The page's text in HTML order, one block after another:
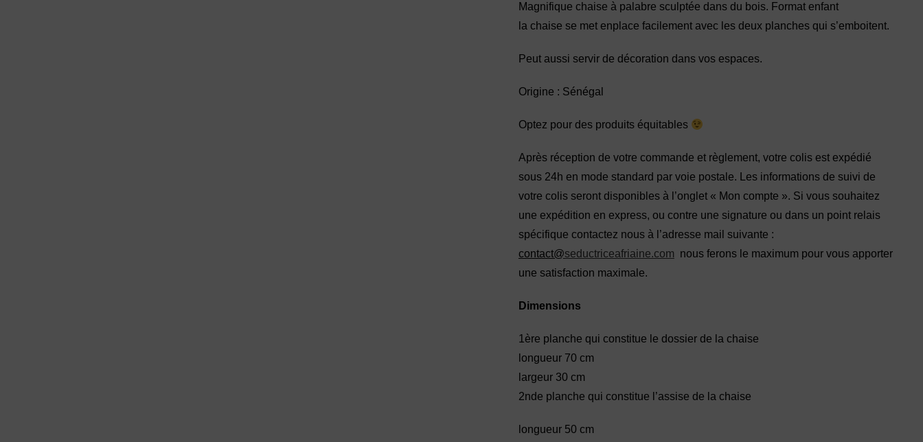
Magnifique chaise à palabre sculptée dans du bois. Format enfant
la chaise se met enplace facilement avec les deux planches qui s’emboitent.
Peut aussi servir de décoration dans vos espaces.
Origine : Sénégal
Optez pour des produits équitables
Après réception de votre commande et règlement, votre colis est expédié
sous 24h en mode standard par voie postale. Les informations de suivi de
votre colis seront disponibles à l’onglet « Mon compte ». Si vous souhaitez
une expédition en express, ou contre une signature ou dans un point relais
spécifique contactez nous à l’adresse mail suivante :
contact@seductriceafriaine.com nous ferons le maximum pour vous apporter
une satisfaction maximale.
Dimensions
1ère planche qui constitue le dossier de la chaise
longueur 70 cm
largeur 30 cm
2nde planche qui constitue l’assise de la chaise
longueur 50 cm